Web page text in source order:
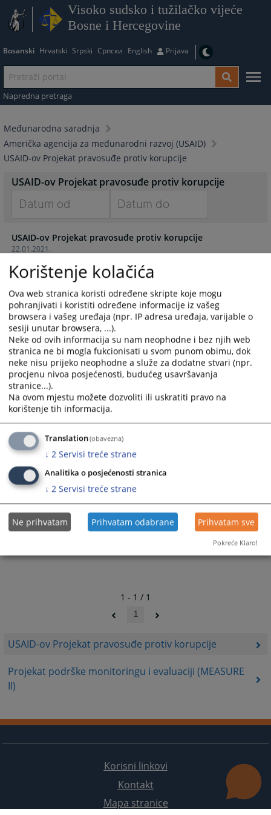
Visoko sudsko i tužilačko vijeće
Bosne i Hercegovine
Bosanski Hrvatski Srpski Српски English Prijava
Napredna pretraga
Međunarodna saradnja
Američka agencija za međunarodni razvoj (USAID)
USAID-ov Projekat pravosuđe protiv korupcije
USAID-ov Projekat pravosuđe protiv korupcije
Projekat podrške monitoringu i evaluaciji (MEASURE
II)
USAID-ov Projekat pravosuđe protiv korupcije
forward
to
interact
with
the
calendar
and
select
a
date.
Press
the
question
mark
key
to
get
the
keyboard
shortcuts
for
changing
dates.
forward
to
interact
with
the
calendar
and
select
a
date.
Press
question
mark
key
to
get
keyboard
shortcuts
for
changing
dates.
22.01.2021.
USAID-ov Projekat pravosuđe protiv korupcije
1 - 1 / 1
1
Korisni linkovi
Kontakt
Mapa stranice
Korištenje kolačića
Ova web stranica koristi određene skripte koje mogu
pohranjivati i koristiti određene informacije iz vašeg
browsera i vašeg uređaja (npr. IP adresa uređaja, varijable o
sesiji unutar browsera, ...).
Neke od ovih informacija su nam neophodne i bez njih web
stranica ne bi mogla fukcionisati u svom punom obimu, dok
neke nisu prijeko neophodne a služe za dodatne stvari (npr.
procjenu nivoa posjećenosti, budućeg usavršavanja
stranice...).
Na ovom mjestu možete dozvoliti ili uskratiti pravo na
korištenje tih informacija.
Translation(obavezna)
↓ 2 Servisi treće strane
Analitika o posjećenosti stranica
↓ 2 Servisi treće strane
Ne prihvatam Prihvatam odabrane Prihvatam sve
Pokreće Klaro!